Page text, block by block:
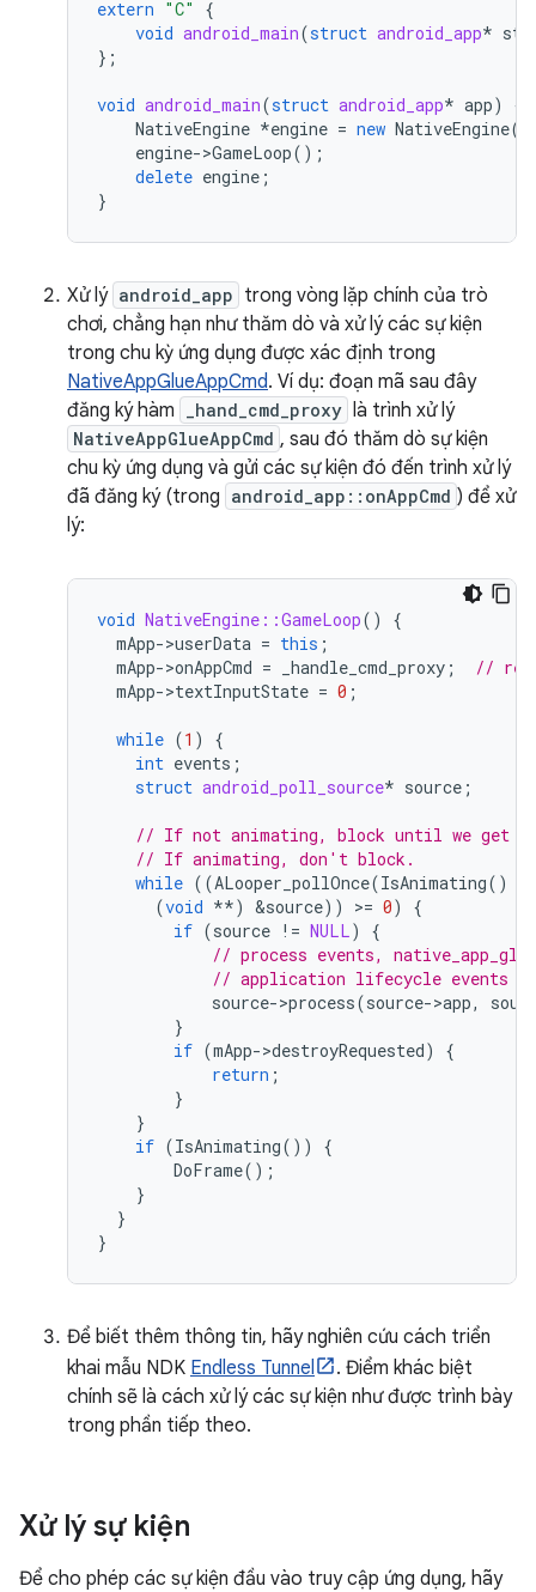
extern "C"
{
void android_main(struct android_app*
};
void android_main(struct android_app* app)
{
NativeEngine *engine = new NativeEngine(
engine->GameLoop();
delete engine ;
}
Xử lý android_app trong vòng lặp chính của trò
chơi, chẳng hạn như thăm dò và xử lý các sự kiện
trong chu kỳ ứng dụng được xác định trong
NativeAppGlueAppCmd. Ví dụ: đoạn mã sau đây
đăng ký hàm
_hand_cmd_proxy là trình xử lý
NativeAppGlueAppCmd , sau đó thăm dò sự kiện
chu kỳ ứng dụng và gửi các sự kiện đó đến trình xử lý
đã đăng ký (trong android_app::onAppCmd ) để xử
lý:
void NativeEngine::GameLoop()
{
mApp->userData = this ;
mApp->onAppCmd = _handle_cmd_proxy ;
//
mApp->textInputState = 0 ;
while (1 )
{
int events ;
struct android_poll_source* source ;
// If not animating, block until we get
// If animating, don't block.
while ((ALooper_pollOnce(IsAnimating()
(void **) &source)) >= 0)
{
if (source != NULL)
{
// process events,
// application lifecycle events to
source->process(source->app,
}
if (mApp->destroyRequested)
{
return ;
}
}
if (IsAnimating())
{
DoFrame();
}
}
}
Để biết thêm thông tin, hãy nghiên cứu cách triển
khai mẫu NDK Endless Tunnel
. Điểm khác biệt
chính sẽ là cách xử lý các sự kiện như được trình bày
trong phần tiếp theo.
Xử lý sự kiện
Để cho phép các sự kiện đầu vào truy cập ứng dụng, hãy